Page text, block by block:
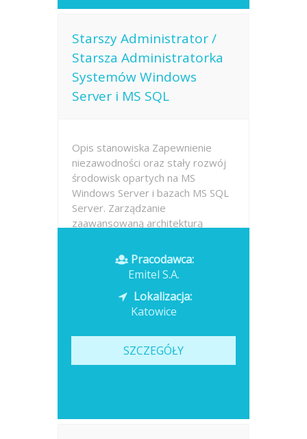
Starszy Administrator /
Starsza Administratorka
Systemów Windows
Server i MS SQL
Opis stanowiska Zapewnienie
niezawodności oraz stały rozwój
środowisk opartych na MS
Windows Server i bazach MS SQL
Server. Zarządzanie
zaawansowaną architekturą
Hyper-V oraz mechanizmami
wysokiej dostępności
Opublikowano: dzisiaj
Pracodawca:
Emitel S.A.
Lokalizacja:
Katowice
SZCZEGÓŁY